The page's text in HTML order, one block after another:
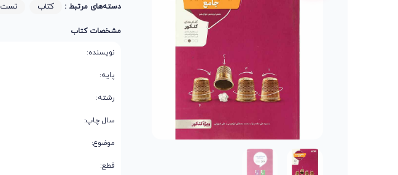
دسته‌های مرتبط : کتاب تست
مشخصات کتاب
نویسنده:
پایه:
رشته:
سال چاپ:
موضوع:
قطع: